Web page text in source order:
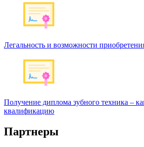
Легальность и возможности
Получение диплома зубного техника –
квалификацию
Партнеры